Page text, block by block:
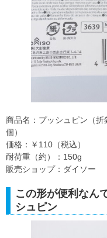
商品名：プッシュピン（
個）
価格：￥110（税込）
耐荷重（約）：150g
販売ショップ：ダイソー
この形が便利なん
シュピン